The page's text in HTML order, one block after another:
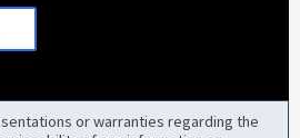
or warranties regarding the